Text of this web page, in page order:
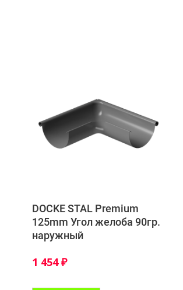
DOCKE STAL Premium
125mm Угол желоба 90гр.
наружный
1 454₽